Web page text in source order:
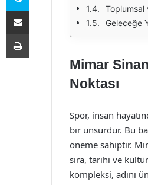
Toplumsal
Geleceğe
Mimar
Noktası
Spor, insan
bir unsurdur. Bu
öneme sahiptir.
sıra, tarihi ve
kompleksi, adını
E-Posta ile paylaş